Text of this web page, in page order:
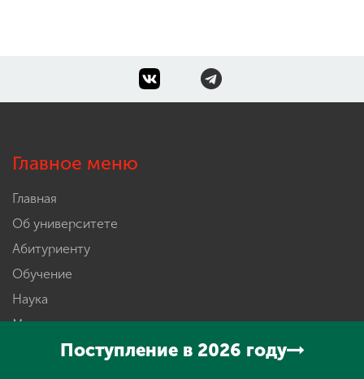
Главное меню
Главная
Об университете
Абитуриенту
Обучение
Наука
Международная деятельность
Другие виды деятельности
Поступление в 2026 году